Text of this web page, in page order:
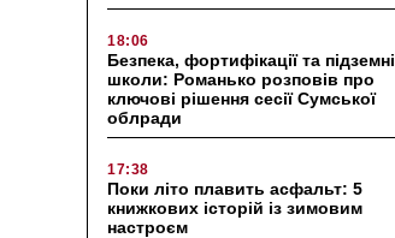
18:06
Безпека, фортифікації та підземні
школи: Романько розповів про
ключові рішення сесії Сумської
облради
17:38
Поки літо плавить асфальт: 5
книжкових історій із зимовим
настроєм